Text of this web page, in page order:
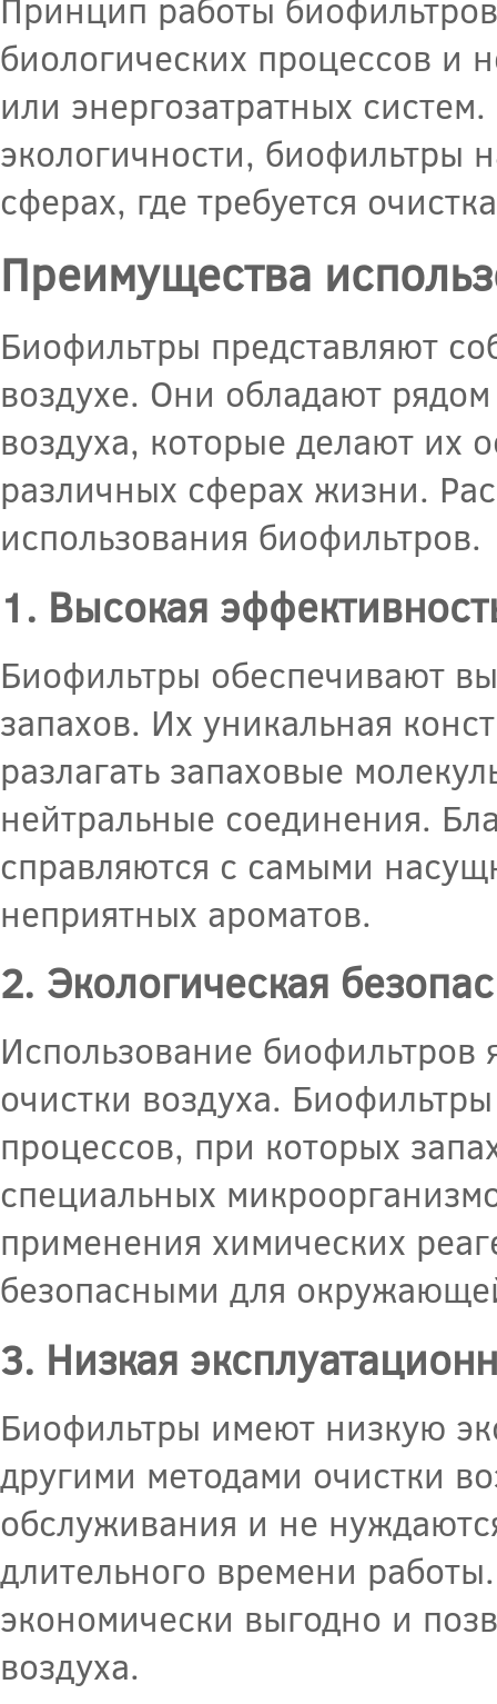
Принцип работы
биологических процессов и
или энергозатратных
экологичности, биофильтры
сферах, где требуется
Преимущества
Биофильтры представляют
воздухе. Они обладают
воздуха, которые делают их
различных сферах жизни.
использования биофильтров.
1. Высокая
Биофильтры обеспечивают
запахов. Их уникальная
разлагать запаховые
нейтральные соединения.
справляются с самыми
неприятных ароматов.
2. Экологическая
Использование биофильтров
очистки воздуха.
процессов, при которых
специальных
применения химических
безопасными для
3. Низкая
Биофильтры имеют низкую
другими методами очистки
обслуживания и не
длительного времени
экономически выгодно и
воздуха.